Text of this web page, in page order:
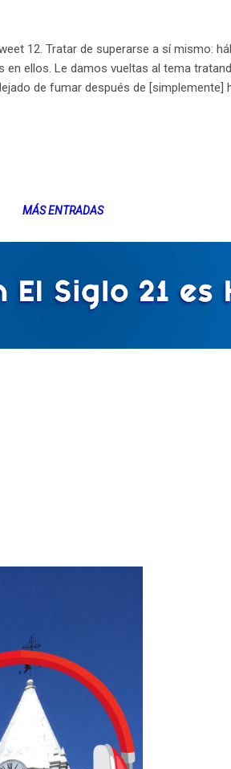
12. Tratar de superarse a sí mismo:
ellos. Le damos vueltas al tema
de fumar después de [simplemente]
MÁS ENTRADAS